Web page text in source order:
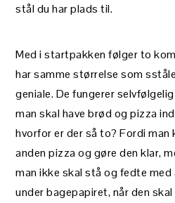
stål du har plads til.
Med i startpakken følger to
har samme størrelse som
geniale. De fungerer
man skal have brød og pizza
hvorfor er der så to? Fordi
anden pizza og gøre den klar,
man ikke skal stå og fedte
under bagepapiret, når den